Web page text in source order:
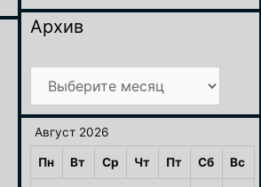
Архив
Архив
Август 2026
Пн Вт Ср Чт Пт Сб Вс